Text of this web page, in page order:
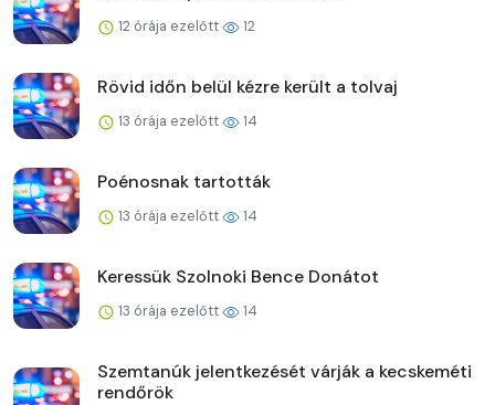
12 órája ezelőtt 12
Rövid időn belül kézre került a tolvaj
13 órája ezelőtt 14
Poénosnak tartották
13 órája ezelőtt 14
Keressük Szolnoki Bence Donátot
13 órája ezelőtt 14
Szemtanúk jelentkezését várják a kecskeméti
rendőrök